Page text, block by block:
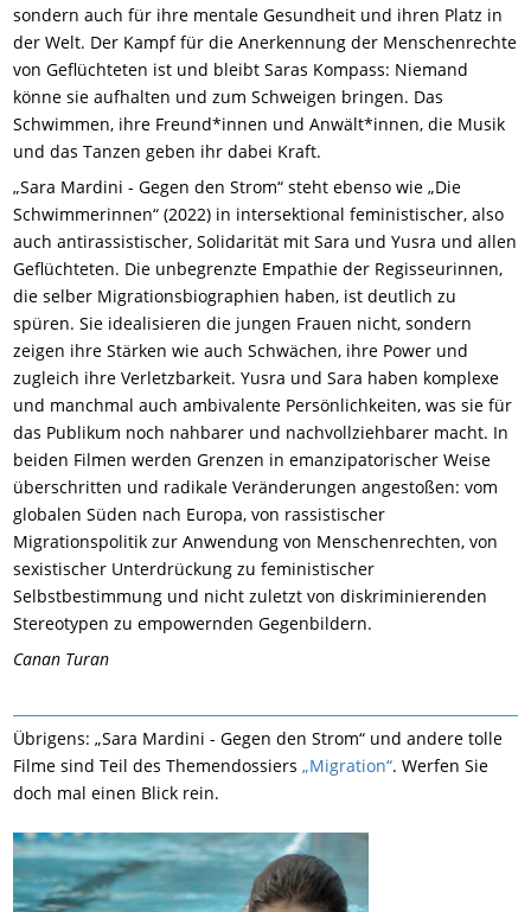
sondern auch für ihre mentale Gesundheit und ihren Platz in
der Welt. Der Kampf für die Anerkennung der Menschenrechte
von Geflüchteten ist und bleibt Saras Kompass: Niemand
könne sie aufhalten und zum Schweigen bringen. Das
Schwimmen, ihre Freund*innen und Anwält*innen, die Musik
und das Tanzen geben ihr dabei Kraft.
„Sara Mardini - Gegen den Strom“ steht ebenso wie „Die
Schwimmerinnen“ (2022) in intersektional feministischer, also
auch antirassistischer, Solidarität mit Sara und Yusra und allen
Geflüchteten. Die unbegrenzte Empathie der Regisseurinnen,
die selber Migrationsbiographien haben, ist deutlich zu
spüren. Sie idealisieren die jungen Frauen nicht, sondern
zeigen ihre Stärken wie auch Schwächen, ihre Power und
zugleich ihre Verletzbarkeit. Yusra und Sara haben komplexe
und manchmal auch ambivalente Persönlichkeiten, was sie für
das Publikum noch nahbarer und nachvollziehbarer macht. In
beiden Filmen werden Grenzen in emanzipatorischer Weise
überschritten und radikale Veränderungen angestoßen: vom
globalen Süden nach Europa, von rassistischer
Migrationspolitik zur Anwendung von Menschenrechten, von
sexistischer Unterdrückung zu feministischer
Selbstbestimmung und nicht zuletzt von diskriminierenden
Stereotypen zu empowernden Gegenbildern.
Canan Turan
Übrigens: „Sara Mardini - Gegen den Strom“ und andere tolle
Filme sind Teil des Themendossiers„Migration“. Werfen Sie
doch mal einen Blick rein.